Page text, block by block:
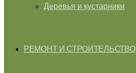
Деревья и кустарники
РЕМОНТ И СТРОИТЕЛЬСТВО